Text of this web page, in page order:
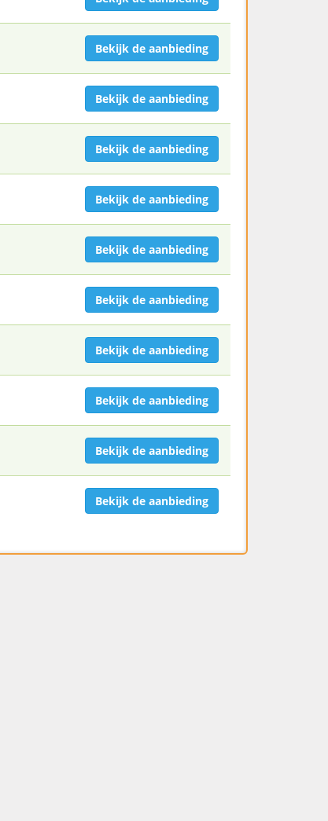
Bekijk de aanbieding
Bekijk de aanbieding
Bekijk de aanbieding
Bekijk de aanbieding
Bekijk de aanbieding
Bekijk de aanbieding
Bekijk de aanbieding
Bekijk de aanbieding
Bekijk de aanbieding
Bekijk de aanbieding